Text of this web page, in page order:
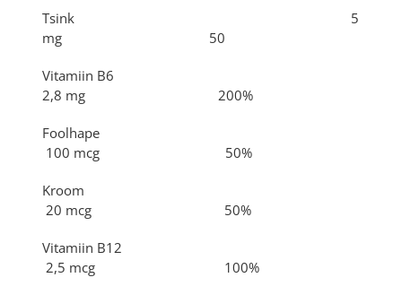
Tsink 5
mg 50
Vitamiin B6
2,8 mg 200%
Foolhape
100 mcg 50%
Kroom
20 mcg 50%
Vitamiin B12
2,5 mcg 100%